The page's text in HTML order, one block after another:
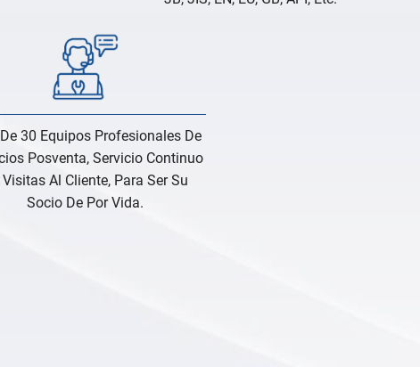
30 Equipos Profesionales De
Posventa, Servicio Continuo
Visitas Al Cliente, Para Ser Su
Socio De Por Vida.